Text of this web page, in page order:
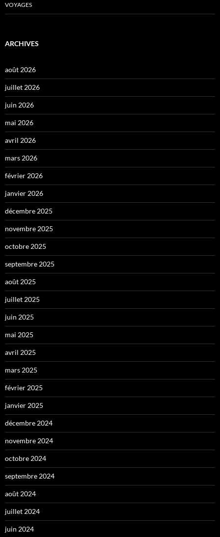
VOYAGES
ARCHIVES
août 2026
juillet 2026
juin 2026
mai 2026
avril 2026
mars 2026
février 2026
janvier 2026
décembre 2025
novembre 2025
octobre 2025
septembre 2025
août 2025
juillet 2025
juin 2025
mai 2025
avril 2025
mars 2025
février 2025
janvier 2025
décembre 2024
novembre 2024
octobre 2024
septembre 2024
août 2024
juillet 2024
juin 2024